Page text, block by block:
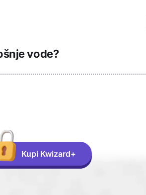
vode?
Kupi Kwizard+